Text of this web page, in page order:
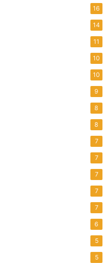
16
14
11
10
10
9
8
8
7
7
7
7
7
6
5
5